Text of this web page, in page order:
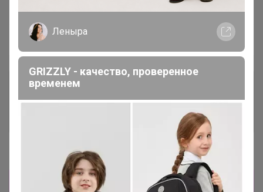
~ 14 дней
Пристрой 6 лотов
Комментарии к лотам
9.8K
Победители сп 142 Annyuta Elenkasavinkina
Леныра
GRIZZLY - качество, проверенное
временем